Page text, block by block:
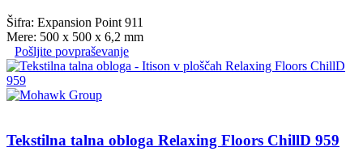
Šifra: Expansion Point 911
Mere: 500 x 500 x 6,2 mm
Pošljite povpraševanje
Tekstilna talna obloga Relaxing Floors ChillD 959